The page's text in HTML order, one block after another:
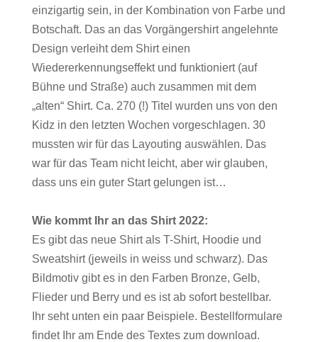
einzigartig sein, in der Kombination von Farbe und
Botschaft. Das an das Vorgängershirt angelehnte
Design verleiht dem Shirteinen
Wiedererkennungseffekt und funktioniert (auf
Bühne und Straße) auch zusammen mitdem
„alten“ Shirt. Ca. 270 (!) Titel wurden uns von den
Kidz in den letzten Wochen vorgeschlagen. 30
mussten wir für das Layouting auswählen. Das
war für das Team nicht leicht, aber wir glauben,
dass uns ein guter Start gelungen ist…
Wie kommt Ihr an das Shirt 2022:
Es gibt das neue Shirt als T-Shirt, Hoodie und
Sweatshirt (jeweils in weiss und schwarz). Das
Bildmotiv gibt es in den Farben Bronze, Gelb,
Flieder und Berry und es ist ab sofort bestellbar.
Ihr seht unten ein paar Beispiele. Bestellformulare
findet Ihr am Ende des Textes zum download.